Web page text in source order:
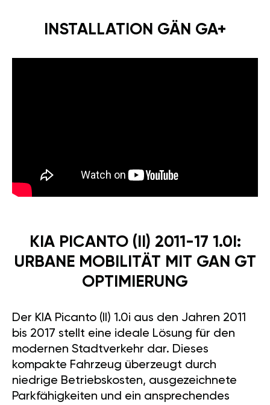
INSTALLATION GÄN GA+
KIA PICANTO (II) 2011-17 1.0I:
URBANE MOBILITÄT MIT GAN GT
OPTIMIERUNG
Der KIA Picanto (II) 1.0i aus den Jahren 2011
bis 2017 stellt eine ideale Lösung für den
modernen Stadtverkehr dar. Dieses
kompakte Fahrzeug überzeugt durch
niedrige Betriebskosten, ausgezeichnete
Parkfähigkeiten und ein ansprechendes